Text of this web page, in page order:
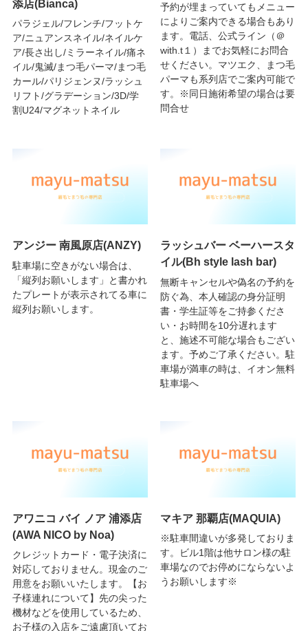
添店(Bianca)
パラジェル/フレンチ/フットケ
ア/ニュアンスネイル/ネイルケ
ア/長さ出し/ミラーネイル/痛ネ
イル/鬼滅/まつ毛パーマ/まつ毛
カール/パリジェンヌ/ラッシュ
リフト/グラデーション/3D/学
割U24/マグネットネイル
予約が埋まっていてもメニュー
によりご案内できる場合もあり
ます。電話、公式ライン（＠
with.t１）までお気軽にお問合
せください。マツエク、まつ毛
パーマも系列店でご案内可能で
す。※同日施術希望の場合は要
問合せ
アンジー 南風原店(ANZY)
駐車場に空きがない場合は、
「縦列お願いします」と書かれ
たプレートが表示されてる車に
縦列お願いします。
ラッシュバー ベーハースタ
イル(Bh style lash bar)
無断キャンセルや偽名の予約を
防ぐ為、本人確認の身分証明
書・学生証等をご持参くださ
い・お時間を10分遅れます
と、施述不可能な場合もござい
ます。予めご了承ください。駐
車場が満車の時は、イオン無料
駐車場へ
アワニコ バイ ノア 浦添店
(AWA NICO by Noa)
クレジットカード・電子決済に
対応しておりません。現金のご
用意をお願いいたします。【お
子様連れについて】先の尖った
機材などを使用しているため、
お子様の入店をご遠慮頂いてお
マキア 那覇店(MAQUIA)
※駐車間違いが多発しておりま
す。ビル1階は他サロン様の駐
車場なのでお停めにならないよ
うお願いします※